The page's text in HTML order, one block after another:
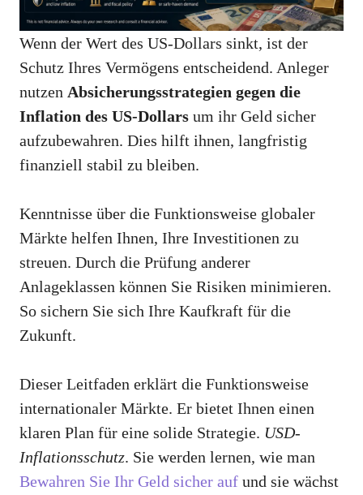
Wenn der Wert des US-Dollars sinkt, ist der
Schutz Ihres Vermögens entscheidend. Anleger
nutzen Absicherungsstrategien gegen die
Inflation des US-Dollars um ihr Geld sicher
aufzubewahren. Dies hilft ihnen, langfristig
finanziell stabil zu bleiben.
Kenntnisse über die Funktionsweise globaler
Märkte helfen Ihnen, Ihre Investitionen zu
streuen. Durch die Prüfung anderer
Anlageklassen können Sie Risiken minimieren.
So sichern Sie sich Ihre Kaufkraft für die
Zukunft.
Dieser Leitfaden erklärt die Funktionsweise
internationaler Märkte. Er bietet Ihnen einen
klaren Plan für eine solide Strategie. USD-
Inflationsschutz. Sie werden lernen, wie man
Bewahren Sie Ihr Geld sicher auf und sie wächst